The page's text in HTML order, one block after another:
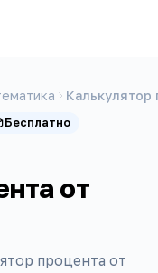
Калькулятор
Бесплатно
от
процента от